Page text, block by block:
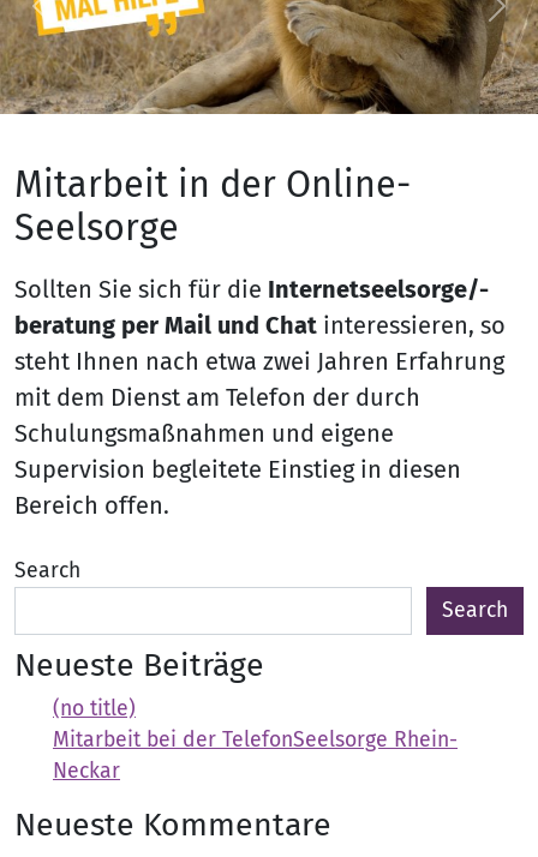
Previous
Mitarbeit in der Online-
Seelsorge
Sollten Sie sich für die Internetseelsorge/-
beratung per Mail und Chat interessieren, so
steht Ihnen nach etwa zwei Jahren Erfahrung
mit dem Dienst am Telefon der durch
Schulungsmaßnahmen und eigene
Supervision begleitete Einstieg in diesen
Bereich offen.
Search
Search
Neueste Beiträge
(no title)
Mitarbeit bei der TelefonSeelsorge Rhein-
Neckar
Neueste Kommentare